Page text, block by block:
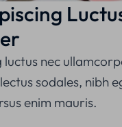
luctus nec
sodales, nibh
enim mauris.